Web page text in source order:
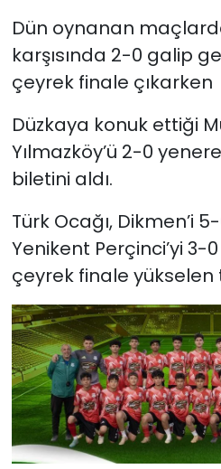
Dün oynanan
karşısında 2-0 galip
çeyrek finale çıkarken
Düzkaya konuk ettiği
Yılmazköy’ü 2-0
biletini aldı.
Türk Ocağı, Dikmen’i
Yenikent Perçinci’yi
çeyrek finale yükselen